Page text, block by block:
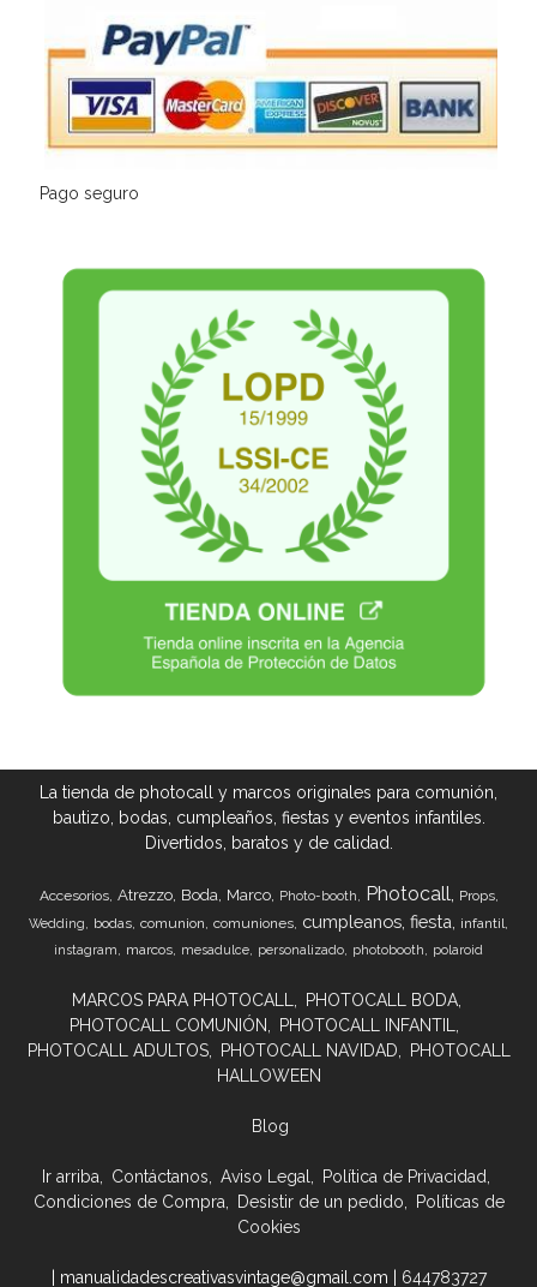
Pago seguro
La tienda de photocall y marcos originales para comunión,
bautizo, bodas, cumpleaños, fiestas y eventos infantiles.
Divertidos, baratos y de calidad.
Accesorios Atrezzo Boda Marco Photo-booth Photocall Props
Wedding bodas comunion comuniones cumpleanos fiesta infantil
instagram marcos mesadulce personalizado photobooth polaroid
MARCOS PARA PHOTOCALL
PHOTOCALL BODA
PHOTOCALL COMUNIÓN
PHOTOCALL INFANTIL
PHOTOCALL ADULTOS
PHOTOCALL NAVIDAD
PHOTOCALL
HALLOWEEN
Blog
Ir arriba Contáctanos Aviso Legal
Política de Privacidad
Condiciones de Compra
Desistir de un pedido
Políticas de
Cookies
| manualidadescreativasvintage@gmail.com | 644783727